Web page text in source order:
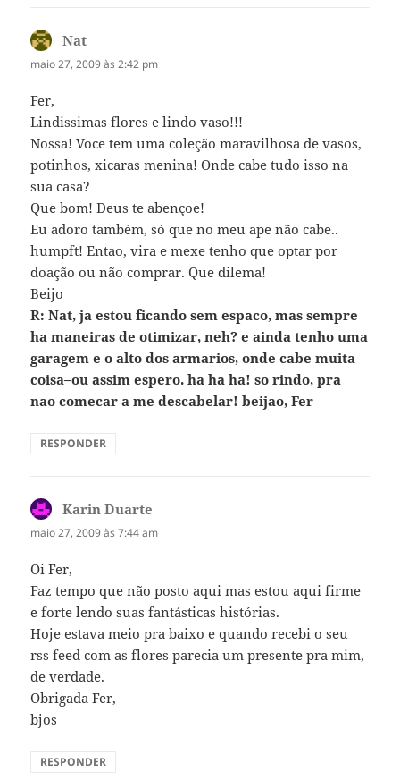
Nat
maio 27, 2009 às 2:42 pm
Fer,
Lindissimas flores e lindo vaso!!!
Nossa! Voce tem uma coleção maravilhosa de vasos,
potinhos, xicaras menina! Onde cabe tudo isso na
sua casa?
Que bom! Deus te abençoe!
Eu adoro também, só que no meu ape não cabe..
humpft! Entao, vira e mexe tenho que optar por
doação ou não comprar. Que dilema!
Beijo
R: Nat, ja estou ficando sem espaco, mas sempre
ha maneiras de otimizar, neh? e ainda tenho uma
garagem e o alto dos armarios, onde cabe muita
coisa–ou assim espero. ha ha ha! so rindo, pra
nao comecar a me descabelar! beijao, Fer
RESPONDER
Karin Duarte
maio 27, 2009 às 7:44 am
Oi Fer,
Faz tempo que não posto aqui mas estou aqui firme
e forte lendo suas fantásticas histórias.
Hoje estava meio pra baixo e quando recebi o seu
rss feed com as flores parecia um presente pra mim,
de verdade.
Obrigada Fer,
bjos
RESPONDER